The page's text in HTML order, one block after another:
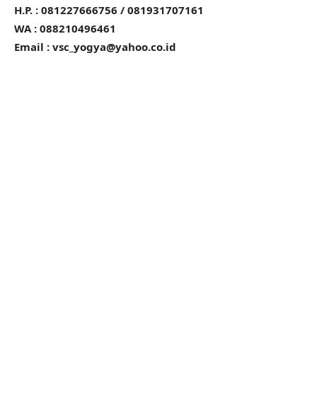
H.P. : 081227666756 / 081931707161
WA : 088210496461
Email : vsc_yogya@yahoo.co.id